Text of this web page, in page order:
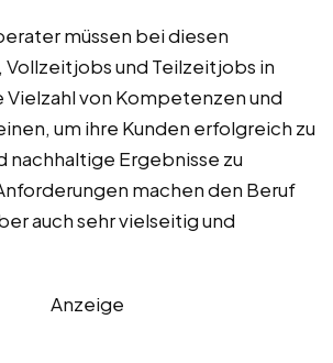
müssen bei diesen
Vollzeitjobs und Teilzeitjobs in
von Kompetenzen und
um ihre Kunden erfolgreich zu
nachhaltige Ergebnisse zu
machen den Beruf
auch sehr vielseitig und
Anzeige